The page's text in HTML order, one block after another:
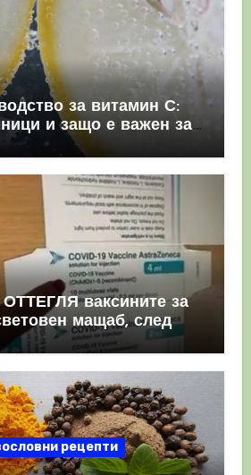
за витамин С:
и защо е важен за
ваксините за
мащаб, след
че те причиняват
рецепти